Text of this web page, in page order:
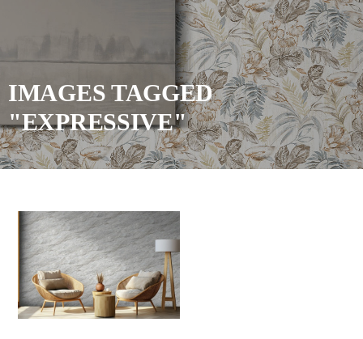
IMAGES TAGGED
"EXPRESSIVE"